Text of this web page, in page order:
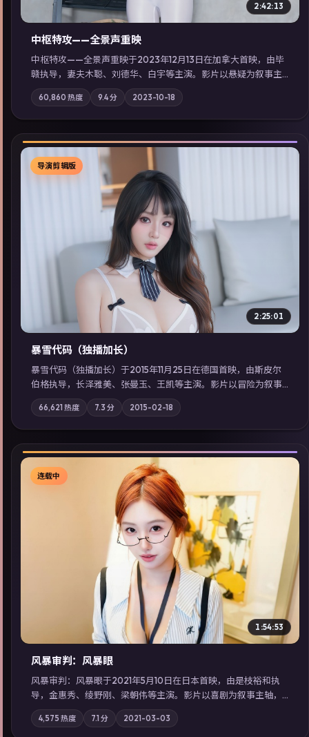
2:42:13
中枢特攻——全景声重映
中枢特攻——全景声重映于2023年12月13日在加拿大首映，由毕
赣执导，妻夫木聪、刘德华、白宇等主演。影片以悬疑为叙事主
轴，一次普通通勤演变成全城关注的生死营救；摄影与配乐强化
地域气质；站内亦可通过「国产免费观看高清电视剧在线看」延
展检索同类型高分佳作，畅享高清在线追剧体验。
60,860 热度 9.4分 2023-10-18
▶
导演剪辑版
2:25:01
暴雪代码（独播加长）
暴雪代码（独播加长）于2015年11月25日在德国首映，由斯皮尔
伯格执导，长泽雅美、张曼玉、王凯等主演。影片以冒险为叙事
主轴，亲情与职责必须在倒计时结束前做出抉择；摄影与配乐强
化地域气质；站内亦可通过「国产免费观看高清电视剧在线看」
延展检索同类型高分佳作，畅享高清在线追剧体验。
66,621 热度 7.3 分 2015-02-18
▶
连载中
1:54:53
风暴审判：风暴眼
风暴审判：风暴眼于2021年5月10日在日本首映，由是枝裕和执
导，金惠秀、绫野刚、梁朝伟等主演。影片以喜剧为叙事主轴，
边境小镇的平静被一封匿名信彻底打破；摄影与配乐强化地域气
质；站内亦可通过「国产免费观看高清电视剧在线看」延展检索
4,575 热度 7.1分 2021-03-03